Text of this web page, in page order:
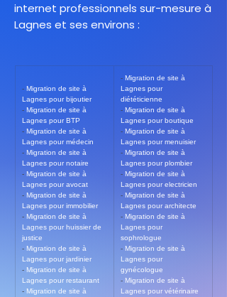
internet professionnels sur-mesure à
Lagnes et ses environs :
- Migration de site à
Lagnes pour bijoutier
- Migration de site à
Lagnes pour BTP
- Migration de site à
Lagnes pour médecin
- Migration de site à
Lagnes pour notaire
- Migration de site à
Lagnes pour avocat
- Migration de site à
Lagnes pour immobilier
- Migration de site à
Lagnes pour huissier de
justice
- Migration de site à
Lagnes pour jardinier
- Migration de site à
Lagnes pour restaurant
- Migration de site à
- Migration de site à
Lagnes pour
diététicienne
- Migration de site à
Lagnes pour boutique
- Migration de site à
Lagnes pour menuisier
- Migration de site à
Lagnes pour plombier
- Migration de site à
Lagnes pour electricien
- Migration de site à
Lagnes pour architecte
- Migration de site à
Lagnes pour
sophrologue
- Migration de site à
Lagnes pour
gynécologue
- Migration de site à
Lagnes pour vétérinaire